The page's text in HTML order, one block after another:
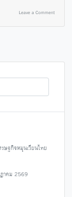
Leave a Comment
รษฐกิจหมุนเวียนไทย
าคม 2569